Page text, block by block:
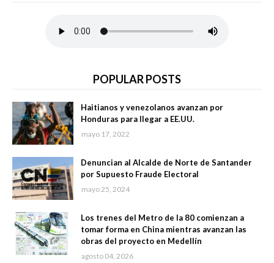
POPULAR POSTS
Haitianos y venezolanos avanzan por
Honduras para llegar a EE.UU.
mayo 17, 2022
Denuncian al Alcalde de Norte de Santander
por Supuesto Fraude Electoral
mayo 25, 2024
Los trenes del Metro de la 80 comienzan a
tomar forma en China mientras avanzan las
obras del proyecto en Medellín
agosto 04, 2026